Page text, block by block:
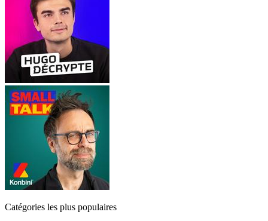
Catégories les plus populaires